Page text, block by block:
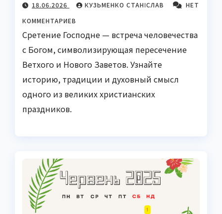
18.06.2026 КУЗЬМЕНКО СТАНІСЛАВ
НЕТ
КОММЕНТАРИЕВ
Сретение Господне — встреча человечества
с Богом, символизирующая пересечение
Ветхого и Нового Заветов. Узнайте
историю, традиции и духовный смысл
одного из великих христианских
праздников.